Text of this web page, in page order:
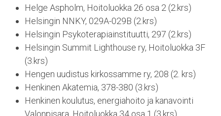
Helge Aspholm, Hoitoluokka 26 osa 2 (2.krs)
Helsingin NNKY, 029A-029B (2.krs)
Helsingin Psykoterapiainstituutti, 297 (2.krs)
Helsingin Summit Lighthouse ry, Hoitoluokka 3F
(3.krs)
Hengen uudistus kirkossamme ry, 208 (2. krs)
Henkinen Akatemia, 378-380 (3.krs)
Henkinen koulutus, energiahoito ja kanavointi
Valonpisara, Hoitoluokka 34 osa 1 (3.krs)